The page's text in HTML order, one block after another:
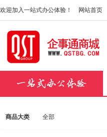
欢迎加入一站式办公体验！ 网站首页
商品大类 全部